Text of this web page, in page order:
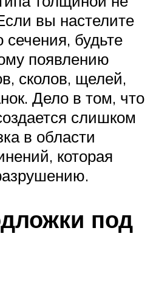
вы настелите
будьте
появлению
сколов, щелей,
Дело в том, что
слишком
в области
которая
под